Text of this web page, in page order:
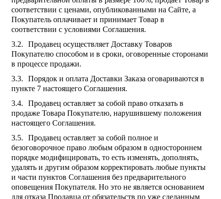
соответствии с ценами, опубликованными на Сайте, а
Покупатель оплачивает и принимает Товар в
соответствии с условиями Соглашения.
Продавец осуществляет Доставку Товаров
Покупателю способом и в сроки, оговоренные сторонами
в процессе продажи.
Порядок и оплата Доставки Заказа оговариваются в
пункте 7 настоящего Соглашения.
Продавец оставляет за собой право отказать в
продаже Товара Покупателю, нарушившему положения
настоящего Соглашения.
Продавец оставляет за собой полное и
безоговорочное право любым образом в одностороннем
порядке модифицировать, то есть изменять, дополнять,
удалять и другим образом корректировать любые пункты
и части пунктов Соглашения без предварительного
оповещения Покупателя. Но это не является основанием
для отказа Продавца от обязательств по уже сделанным